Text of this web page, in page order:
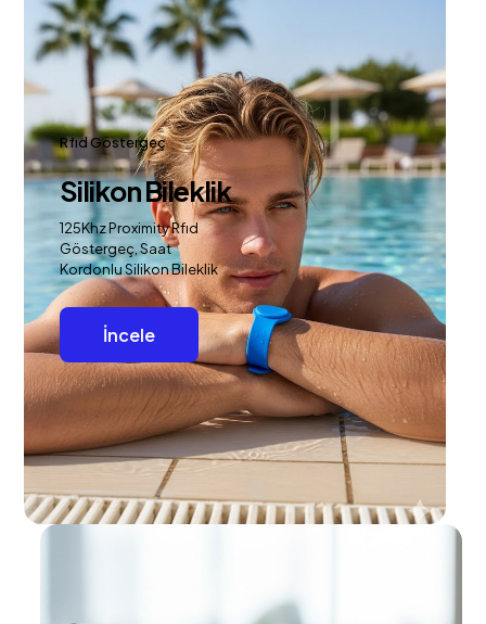
Rfıd Göstergeç
Silikon Bileklik
125Khz Proximity Rfıd
Göstergeç, Saat
Kordonlu Silikon Bileklik
İncele